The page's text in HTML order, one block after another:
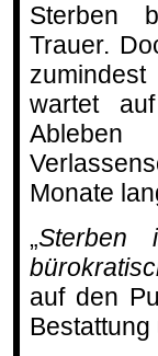
Sterben
Trauer.
wartet
Monate
„Sterben
auf den
Bestattung